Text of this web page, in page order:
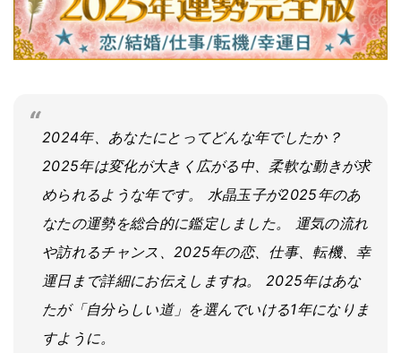
2024年、あなたにとってどんな年でしたか？
2025年は変化が大きく広がる中、柔軟な動きが求
められるような年です。 水晶玉子が2025年のあ
なたの運勢を総合的に鑑定しました。 運気の流れ
や訪れるチャンス、2025年の恋、仕事、転機、幸
運日まで詳細にお伝えしますね。 2025年はあな
たが「自分らしい道」を選んでいける1年になりま
すように。